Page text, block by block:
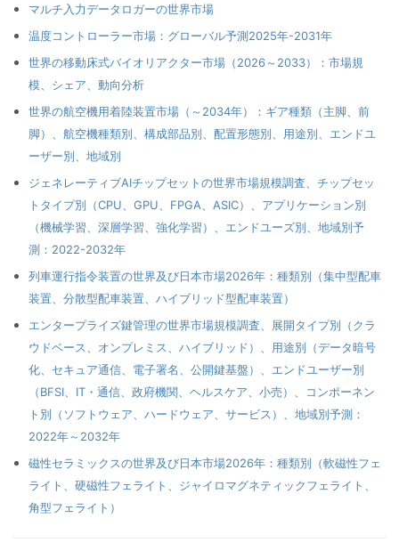
マルチ入力データロガーの世界市場
温度コントローラー市場：グローバル予測2025年-2031年
世界の移動床式バイオリアクター市場（2026～2033）：市場規
模、シェア、動向分析
世界の航空機用着陸装置市場（～2034年）：ギア種類（主脚、前
脚）、航空機種類別、構成部品別、配置形態別、用途別、エンドユ
ーザー別、地域別
ジェネレーティブAIチップセットの世界市場規模調査、チップセッ
トタイプ別（CPU、GPU、FPGA、ASIC）、アプリケーション別
（機械学習、深層学習、強化学習）、エンドユーズ別、地域別予
測：2022-2032年
列車運行指令装置の世界及び日本市場2026年：種類別（集中型配車
装置、分散型配車装置、ハイブリッド型配車装置）
エンタープライズ鍵管理の世界市場規模調査、展開タイプ別（クラ
ウドベース、オンプレミス、ハイブリッド）、用途別（データ暗号
化、セキュア通信、電子署名、公開鍵基盤）、エンドユーザー別
（BFSI、IT・通信、政府機関、ヘルスケア、小売）、コンポーネン
ト別（ソフトウェア、ハードウェア、サービス）、地域別予測：
2022年～2032年
磁性セラミックスの世界及び日本市場2026年：種類別（軟磁性フェ
ライト、硬磁性フェライト、ジャイロマグネティックフェライト、
角型フェライト）